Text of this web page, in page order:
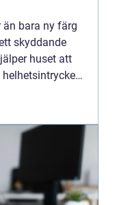
bara ny färg
skyddande
huset att